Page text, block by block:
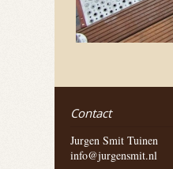
Contact
Jurgen Smit Tuinen
info@jurgensmit.nl